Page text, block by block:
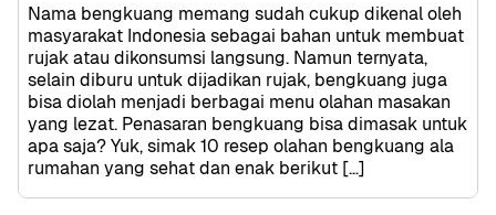
Nama bengkuang memang sudah cukup dikenal oleh
masyarakat Indonesia sebagai bahan untuk membuat
rujak atau dikonsumsi langsung. Namun ternyata,
selain diburu untuk dijadikan rujak, bengkuang juga
bisa diolah menjadi berbagai menu olahan masakan
yang lezat. Penasaran bengkuang bisa dimasak untuk
apa saja? Yuk, simak 10 resep olahan bengkuang ala
rumahan yang sehat dan enak berikut […]